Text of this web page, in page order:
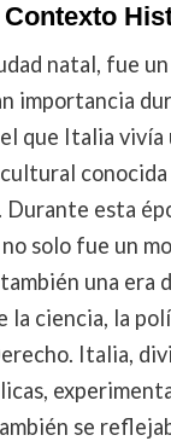
natal, fue
importancia
que Italia vivía
conocida
Durante esta
solo fue un
una era
la ciencia, la
Italia,
se